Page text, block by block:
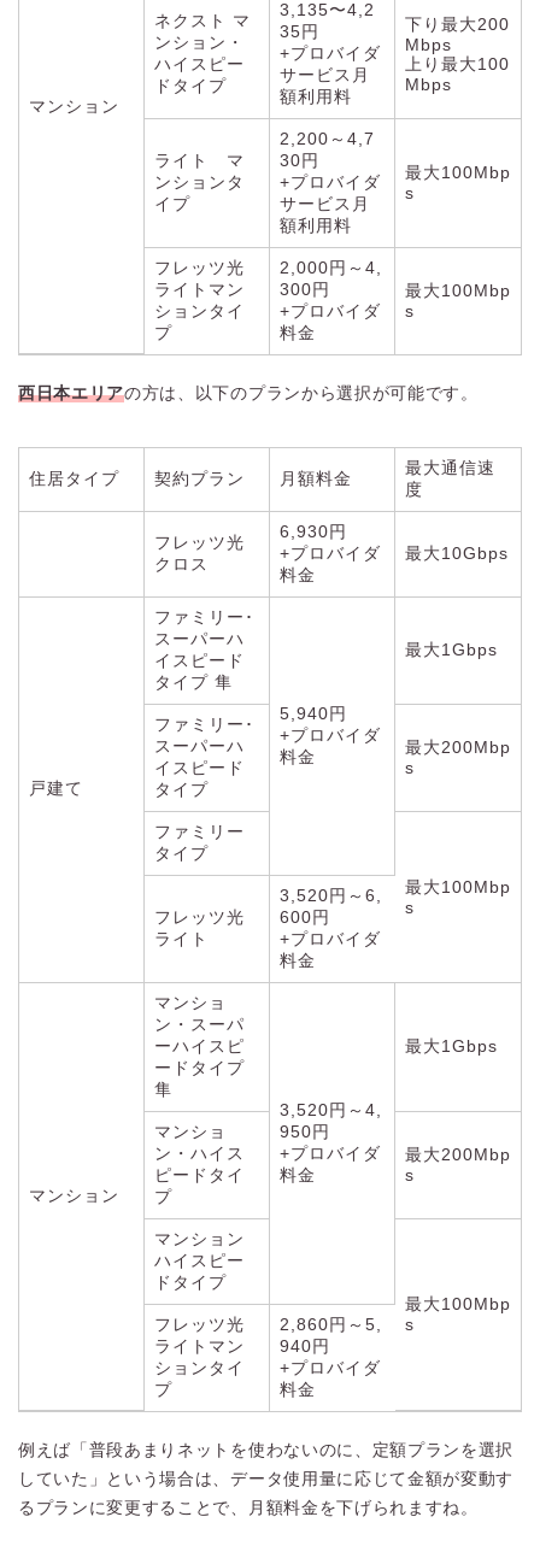
マンション
ネクスト マ
ンション・
ハイスピー
ドタイプ
3,135〜4,2
35円
+プロバイダ
サービス月
額利用料
下り最大200
Mbps
上り最大100
Mbps
ライト マ
ンションタ
イプ
2,200～4,7
30円
+プロバイダ
サービス月
額利用料
最大100Mbp
s
フレッツ光
ライトマン
ションタイ
プ
2,000円～4,
300円
+プロバイダ
料金
最大100Mbp
s
西日本エリアの方は、以下のプランから選択が可能です。
住居タイプ 契約プラン 月額料金
最大通信速
度
フレッツ光
クロス
6,930円
+プロバイダ
料金
最大10Gbps
戸建て
ファミリー･
スーパーハ
イスピード
タイプ 隼
5,940円
+プロバイダ
料金
最大1Gbps
ファミリー･
スーパーハ
イスピード
タイプ
最大200Mbp
s
ファミリー
タイプ
最大100Mbp
s
フレッツ光
ライト
3,520円～6,
600円
+プロバイダ
料金
マンション
マンショ
ン・スーパ
ーハイスピ
ードタイプ
隼
3,520円～4,
950円
+プロバイダ
料金
最大1Gbps
マンショ
ン・ハイス
ピードタイ
プ
最大200Mbp
s
マンション
ハイスピー
ドタイプ
最大100Mbp
s
フレッツ光
ライトマン
ションタイ
プ
2,860円～5,
940円
+プロバイダ
料金
例えば「普段あまりネットを使わないのに、定額プランを選択
していた」という場合は、データ使用量に応じて金額が変動す
るプランに変更することで、月額料金を下げられますね。